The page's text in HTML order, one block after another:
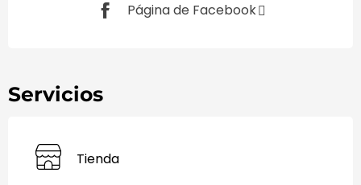
Página de Facebook
Servicios
Tienda